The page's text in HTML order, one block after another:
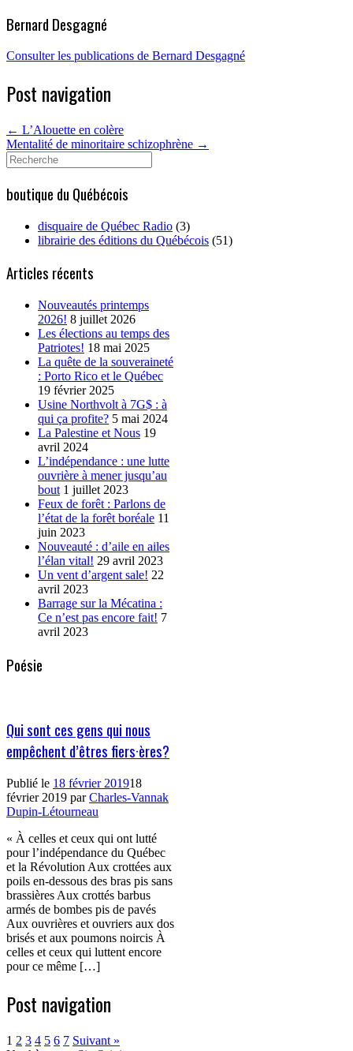
Bernard Desgagné
Consulter les publications de Bernard Desgagné
Post navigation
← L’Alouette en colère
Mentalité de minoritaire schizophrène →
Search
for:
boutique du Québécois
disquaire de Québec Radio (3)
librairie des éditions du Québécois (51)
Articles récents
Nouveautés printemps
2026! 8 juillet 2026
Les élections au temps des
Patriotes! 18 mai 2025
La quête de la souveraineté
: Porto Rico et le Québec
19 février 2025
Usine Northvolt à 7G$ : à
qui ça profite? 5 mai 2024
La Palestine et Nous 19
avril 2024
L’indépendance : une lutte
ouvrière à mener jusqu’au
bout 1 juillet 2023
Feux de forêt : Parlons de
l’état de la forêt boréale 11
juin 2023
Nouveauté : d’aile en ailes
l’élan vital! 29 avril 2023
Un vent d’argent sale! 22
avril 2023
Barrage sur la Mécatina :
Ce n’est pas encore fait! 7
avril 2023
Poésie
Qui sont ces gens qui nous
empêchent d’êtres fiers·ères?
Publié le 18 février 201918
février 2019 parCharles-Vannak
Dupin-Létourneau
« À celles et ceux qui ont lutté
pour l’indépendance du Québec
et la Révolution Aux crottées aux
poils en-dessous des bras pis sans
brassières Aux crottés barbus
armés de bombes pis de pavés
Aux ouvrières et ouvriers aux dos
brisés et aux poumons noircis À
celles et ceux qui luttent encore
pour ce même […]
Post navigation
1 2 3 4 5 6 7 Suivant »